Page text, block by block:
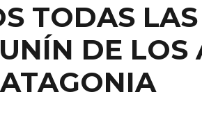
TODAS
DE